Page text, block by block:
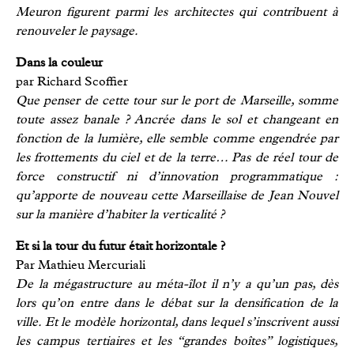
Meuron figurent parmi les architectes qui contribuent à
renouveler le paysage.
Dans la couleur
par Richard Scoffier
Que penser de cette tour sur le port de Marseille, somme
toute assez banale ? Ancrée dans le sol et changeant en
fonction de la lumière, elle semble comme engendrée par
les frottements du ciel et de la terre… Pas de réel tour de
force constructif ni d’innovation programmatique :
qu’apporte de nouveau cette Marseillaise de Jean Nouvel
sur la manière d’habiter la verticalité ?
Et si la tour du futur était horizontale ?
Par Mathieu Mercuriali
De la mégastructure au méta-îlot il n’y a qu’un pas, dès
lors qu’on entre dans le débat sur la densification de la
ville. Et le modèle horizontal, dans lequel s’inscrivent aussi
les campus tertiaires et les “grandes boîtes” logistiques,